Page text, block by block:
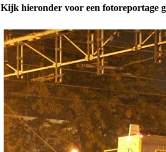
Kijk hieronder voor een fotoreportage